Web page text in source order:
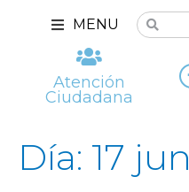
MENU
Atención
Ciudadana
Día: 17